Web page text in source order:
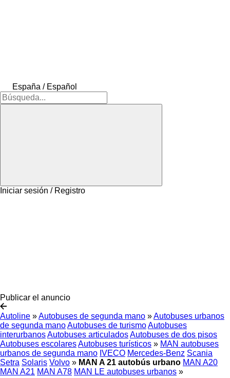
España / Español
Iniciar sesión / Registro
Publicar el anuncio
Autoline »Autobuses de segunda mano »Autobuses urbanos
de segunda manoAutobuses de turismoAutobuses
interurbanosAutobuses articuladosAutobuses de dos pisos
Autobuses escolaresAutobuses turísticos » MAN autobuses
urbanos de segunda mano IVECO Mercedes-Benz Scania
Setra Solaris Volvo » MAN A 21 autobús urbano MAN A20
MAN A21 MAN A78 MAN LE autobuses urbanos »